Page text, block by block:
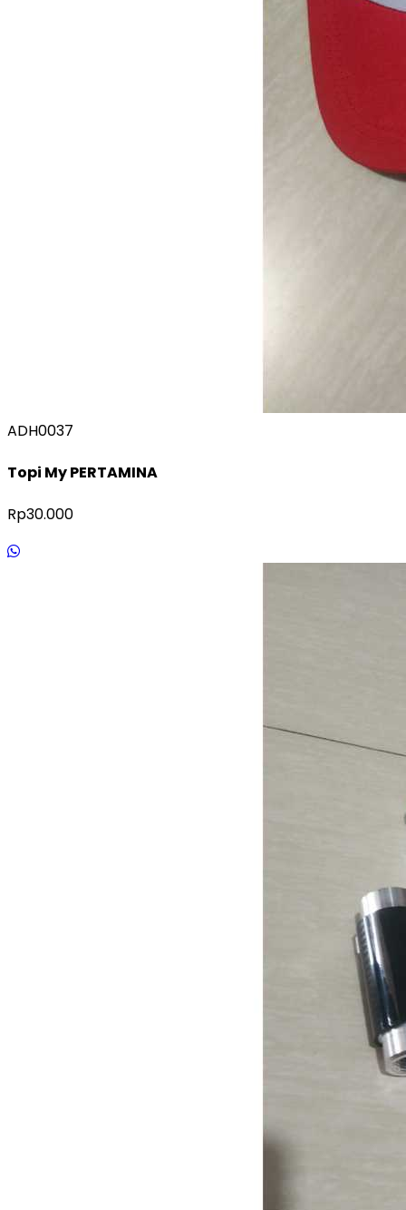
ADH0037
Topi My PERTAMINA
Rp30.000